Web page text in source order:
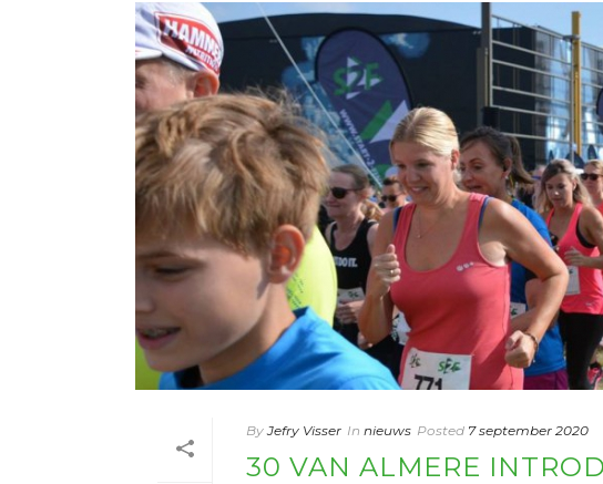
By Jefry Visser In nieuws Posted 7 september 2020
30 VAN ALMERE